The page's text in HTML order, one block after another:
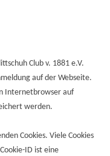
Club v. 1881 e.V.
auf der Webseite.
Internetbrowser auf
werden.
Cookies. Viele Cookies
ID ist eine